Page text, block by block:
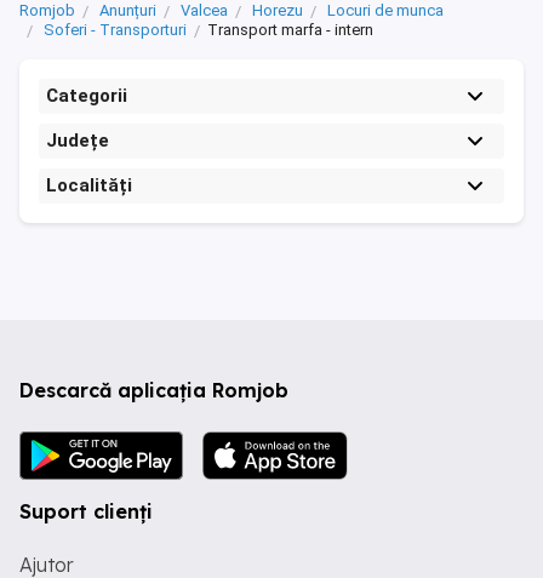
Romjob Anunțuri Valcea Horezu
Locuri de munca
Soferi - Transporturi
Transport marfa - intern
Categorii
Județe
Localități
Descarcă aplicația Romjob
Suport clienți
Ajutor